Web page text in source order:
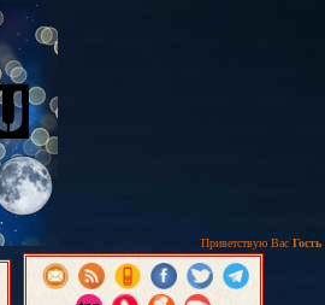
Приветствую Вас Гость